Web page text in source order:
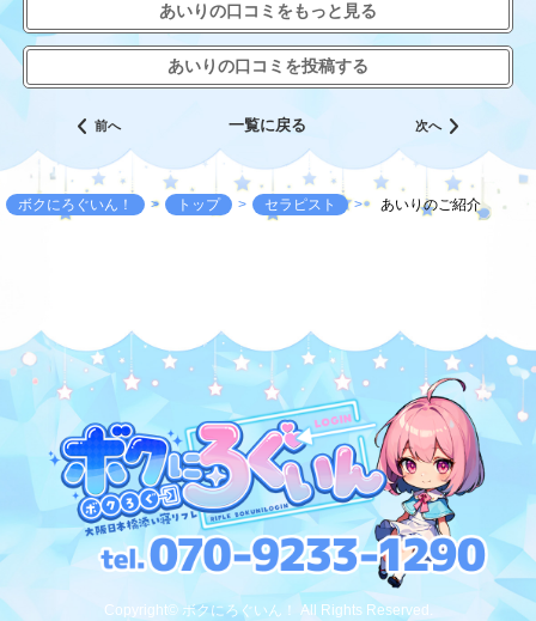
あいりの口コミをもっと見る
あいりの口コミを投稿する
前へ 一覧に戻る 次へ
ボクにろぐいん！ トップ セラピスト あいりのご紹介
Copyright© ボクにろぐいん！ All Rights Reserved.